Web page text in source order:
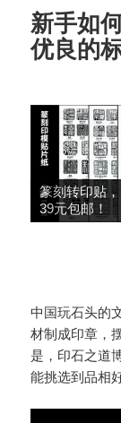
新手如
优良的
篆刻转印贴
39元包邮！
中国玩石头的
材制成印章，
是，印石之道
能挑选到品相